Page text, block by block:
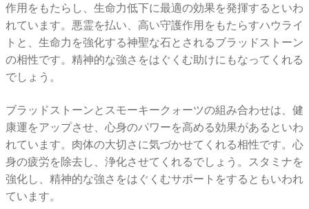
作用をもたらし、生命力低下に最適の効果を発揮するといわ
れています。悪霊を払い、高い守護作用をもたらすハウライ
トと、生命力を強化する神聖な石とされるブラッドストーン
の相性です。精神的な強さをはぐくむ助けにもなってくれる
でしょう。
ブラッドストーンとスモーキークォーツの組み合わせは、健
康運をアップさせ、心身のパワーを高める効果があるといわ
れています。肉体の大切さに気づかせてくれる相性です。心
身の疲労を除去し、浄化させてくれるでしょう。スタミナを
強化し、精神的な強さをはぐくむサポートをするともいわれ
ています。